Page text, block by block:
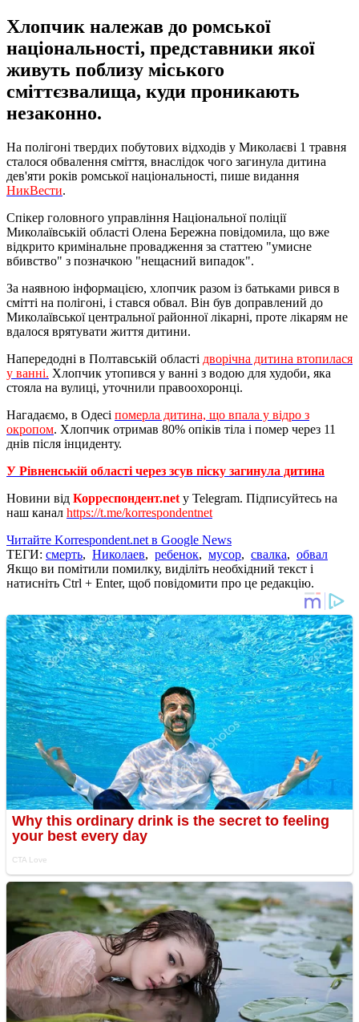
Хлопчик належав до ромської
національності, представники якої
живуть поблизу міського
сміттєзвалища, куди проникають
незаконно.
На полігоні твердих побутових відходів у Миколаєві 1 травня
сталося обвалення сміття, внаслідок чого загинула дитина
дев'яти років ромської національності, пише видання
НикВести.
Спікер головного управління Національної поліції
Миколаївській області Олена Бережна повідомила, що вже
відкрито кримінальне провадження за статтею "умисне
вбивство" з позначкою "нещасний випадок".
За наявною інформацією, хлопчик разом із батьками рився в
смітті на полігоні, і стався обвал. Він був доправлений до
Миколаївської центральної районної лікарні, проте лікарям не
вдалося врятувати життя дитини.
Напередодні в Полтавській області дворічна дитина втопилася
у ванні. Хлопчик утопився у ванні з водою для худоби, яка
стояла на вулиці, уточнили правоохоронці.
Нагадаємо, в Одесі померла дитина, що впала у відро з
окропом. Хлопчик отримав 80% опіків тіла і помер через 11
днів після інциденту.
У Рівненській області через зсув піску загинула дитина
Новини від Корреспондент.net у Telegram. Підписуйтесь на
наш канал https://t.me/korrespondentnet
Читайте Korrespondent.net в Google News
ТЕГИ: смерть, Николаев, ребенок, мусор, свалка, обвал
Якщо ви помітили помилку, виділіть необхідний текст і
натисніть Ctrl + Enter, щоб повідомити про це редакцію.